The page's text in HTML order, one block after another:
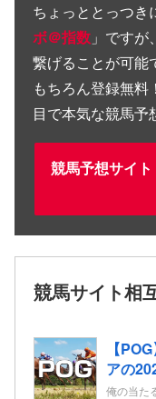
ちょっととっつき
ボ＠指数 」です
繋げることが可能
もちろん登録無
目で本気な競馬予
競馬予想サイ
競馬サイト相
【
アの
俺の当た